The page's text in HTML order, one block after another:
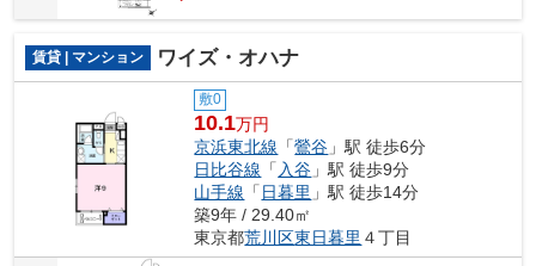
賃貸 | マンション ワイズ・オハナ
敷0
10.1万円
京浜東北線 「鶯谷 」駅 徒歩6分
日比谷線 「 入谷 」駅 徒歩9分
山手線 「日暮里 」駅 徒歩14分
築9年 / 29.40㎡
東京都荒川区東日暮里 ４丁目